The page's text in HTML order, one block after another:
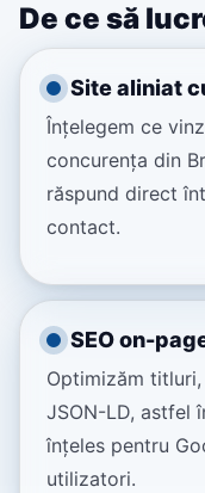
De ce să
Site aliniat
Înțelegem ce
concurența din
răspund direct
contact.
SEO on-
Optimizăm
JSON-LD, astfel
înțeles pentru
utilizatori.